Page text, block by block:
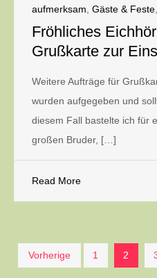
aufmerksam Gäste & Feste
Fröhliches
Grußkarte zur
Weitere Aufträge für
wurden aufgegeben und
diesem Fall bastelte ich für
großen Bruder, […]
Read More
Vorherige 1 2